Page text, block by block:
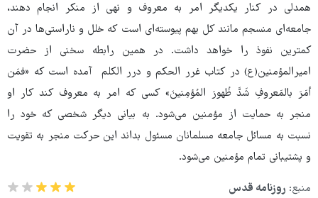
همدلی در کنار یکدیگر امر به معروف و نهی از منکر انجام دهند،
جامعه‌ای منسجم مانند کل بهم پیوسته‌ای است که خلل و ناراستی‌ها در آن
کمترین نفوذ را خواهد داشت. در همین رابطه سخنی از حضرت
امیرالمؤمنین(ع) در کتاب غرر الحکم و درر الکلم آمده است که «فمَن
أمَرَ بالمَعروفِ شَدَّ ظُهورَ المُؤمِنینَ» کسی که امر به معروف کند کار او
منجر به حمایت از مؤمنین می‌شود. به بیانی دیگر شخصی که خود را
نسبت به مسائل جامعه مسلمانان مسئول بداند این حرکت منجر به تقویت
و پشتیبانی تمام مؤمنین می‌شود.
منبع: روزنامه قدس